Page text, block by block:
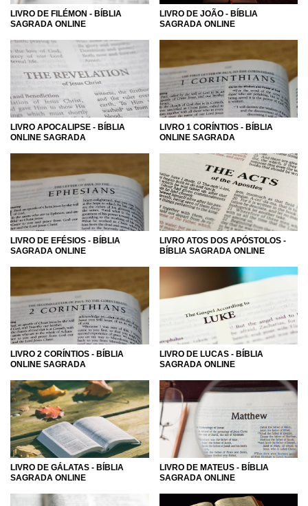
LIVRO DE FILÉMON - BÍBLIA
SAGRADA ONLINE
LIVRO DE JOÃO - BÍBLIA
SAGRADA ONLINE
LIVRO APOCALIPSE - BÍBLIA
ONLINE SAGRADA
LIVRO 1 CORÍNTIOS - BÍBLIA
ONLINE SAGRADA
LIVRO DE EFÉSIOS - BÍBLIA
SAGRADA ONLINE
LIVRO ATOS DOS APÓSTOLOS -
BÍBLIA SAGRADA ONLINE
LIVRO 2 CORÍNTIOS - BÍBLIA
ONLINE SAGRADA
LIVRO DE LUCAS - BÍBLIA
SAGRADA ONLINE
LIVRO DE GÁLATAS - BÍBLIA
SAGRADA ONLINE
LIVRO DE MATEUS - BÍBLIA
SAGRADA ONLINE